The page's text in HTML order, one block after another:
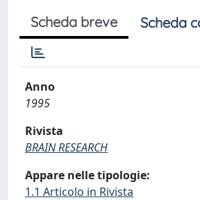
Scheda breve Scheda
Anno
1995
Rivista
BRAIN RESEARCH
Appare nelle tipologie:
1.1 Articolo in Rivista